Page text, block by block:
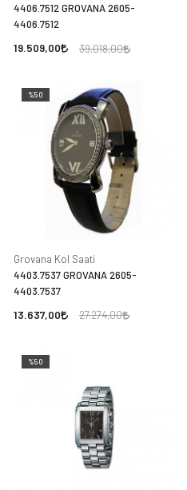
4406.7512 GROVANA 2605-
4406.7512
19.509,00 39.018,00
%50
Grovana Kol Saati
4403.7537 GROVANA 2605-
4403.7537
13.637,00 27.274,00
%50